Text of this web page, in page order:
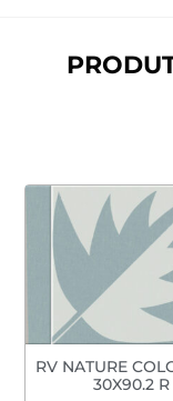
RV NATURE
30X90.2 R